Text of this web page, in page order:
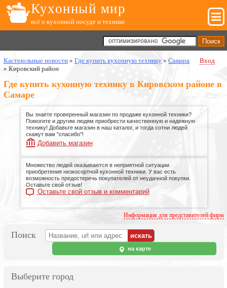
Кухонный мир
всё о кухонной посуде и технике
Кастрюльные новости » Где купить кухонную технику » Самара
» Кировский район
Вход
Где купить кухонную технику в Кировском районе в
Самаре
Вы знаете проверенный магазин по продаже кухонной техники?
Помогите и другим людям приобрести качественную и надежную
технику! Добавьте магазин в наш каталог, и тогда сотни людей
скажут вам "спасибо"!
Добавить магазин
Множество людей оказываются в неприятной ситуации
приобретения низкосортной кухонной техники. У вас есть
возможность предостеречь покупателей от неудачной покупки.
Оставьте свой отзыв!
Оставьте свой отзыв и комментарий
Информация для представителей фирм
Поиск
на карте
Выберите город